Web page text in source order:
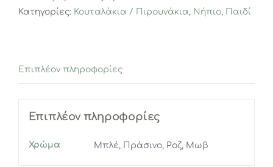
Κατηγορίες: Κουταλάκια / Πιρουνάκια, Νήπιο, Παιδί
Επιπλέον πληροφορίες
Επιπλέον πληροφορίες
Χρώμα Μπλέ, Πράσινο, Ροζ, Μωβ